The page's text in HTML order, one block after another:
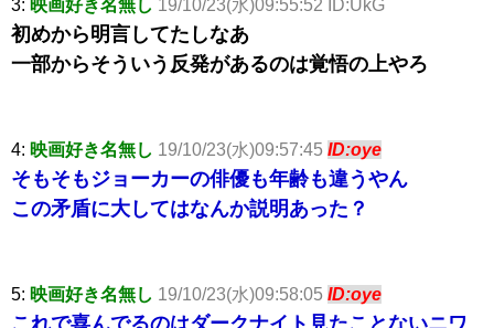
3: 映画好き名無し 19/10/23(水)09:55:52 ID:UkG
初めから明言してたしなあ
一部からそういう反発があるのは覚悟の上やろ
4: 映画好き名無し 19/10/23(水)09:57:45 ID:oye
そもそもジョーカーの俳優も年齢も違うやん
この矛盾に大してはなんか説明あった？
5: 映画好き名無し 19/10/23(水)09:58:05 ID:oye
これで喜んでるのはダークナイト見たことないニワ